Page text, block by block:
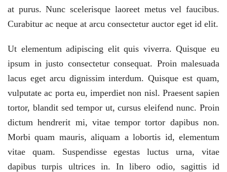
at purus. Nunc scelerisque laoreet metus vel faucibus.
Curabitur ac neque at arcu consectetur auctor eget id elit.
Ut elementum adipiscing elit quis viverra. Quisque eu
ipsum in justo consectetur consequat. Proin malesuada
lacus eget arcu dignissim interdum. Quisque est quam,
vulputate ac porta eu, imperdiet non nisl. Praesent sapien
tortor, blandit sed tempor ut, cursus eleifend nunc. Proin
dictum hendrerit mi, vitae tempor tortor dapibus non.
Morbi quam mauris, aliquam a lobortis id, elementum
vitae quam. Suspendisse egestas luctus urna, vitae
dapibus turpis ultrices in. In libero odio, sagittis id